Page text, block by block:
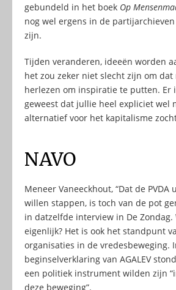
gebundeld in het boek Op
nog wel ergens in de
zijn.
Tijden veranderen, ideeën worden
het zou zeker niet slecht zijn om dat
herlezen om inspiratie te putten. Er
geweest dat jullie heel expliciet wel
alternatief voor het kapitalisme
NAVO
Meneer Vaneeckhout, “Dat de PVDA
willen stappen, is toch van de pot
in datzelfde interview in De Zondag.
eigenlijk? Het is ook het standpunt
organisaties in de vredesbeweging.
beginselverklaring van AGALEV
een politiek instrument wilden zijn
deze beweging”.